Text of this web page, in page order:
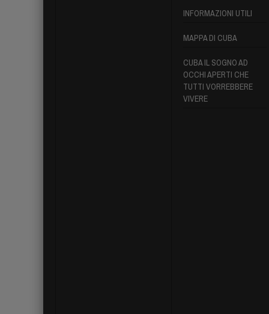
INFORMAZIONI UTILI
MAPPA DI CUBA
CUBA IL SOGNO AD
OCCHI APERTI CHE
TUTTI VORREBBERE
VIVERE